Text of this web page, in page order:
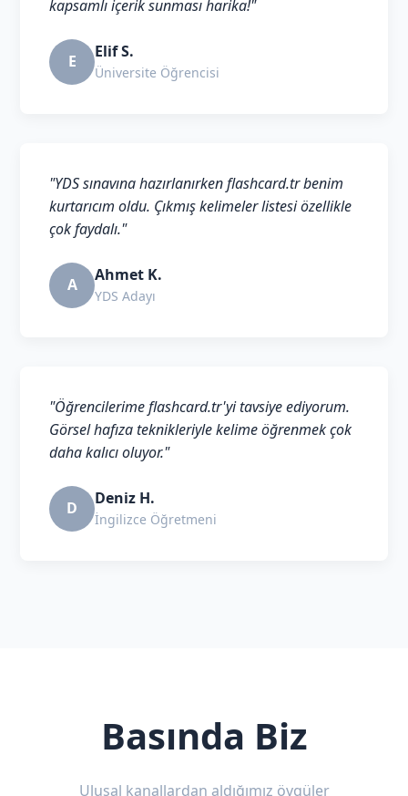
kapsamlı içerik sunması harika!"
E Elif S.
Üniversite Öğrencisi
"YDS sınavına hazırlanırken flashcard.tr benim
kurtarıcım oldu. Çıkmış kelimeler listesi özellikle
çok faydalı."
A Ahmet K.
YDS Adayı
"Öğrencilerime flashcard.tr'yi tavsiye ediyorum.
Görsel hafıza teknikleriyle kelime öğrenmek çok
daha kalıcı oluyor."
D Deniz H.
İngilizce Öğretmeni
Basında Biz
Ulusal kanallardan aldığımız övgüler